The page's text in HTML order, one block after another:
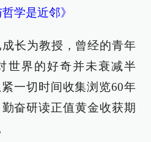
哲学是近邻》
长为教授，曾经的青年
世界的好奇并未衰减半
一切时间收集浏览60年
奋研读正值黄金收获期